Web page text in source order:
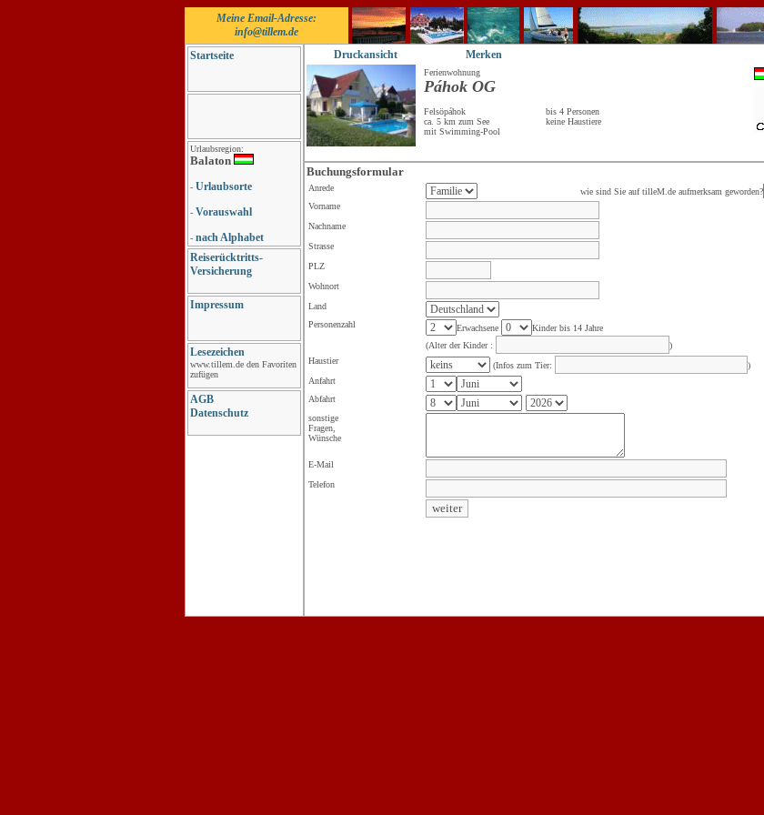
Meine Email-Adresse:
info@tillem.de
Startseite
Urlaubsregion:
Balaton
- Urlaubsorte
- Vorauswahl
-nach Alphabet
Reiserücktritts-
Versicherung
Impressum
Lesezeichen
www.tillem.de den Favoriten
zufügen
AGB
Datenschutz
Druckansicht Merken
Ferienwohnung
Páhok OG
Felsöpáhok
ca. 5 km zum See
mit Swimming-Pool
bis 4 Personen
keine Haustiere
Buchungsformular
Anrede
wie sind Sie auf tilleM.de aufmerksam geworden?
Vorname
Nachname
Strasse
PLZ
Wohnort
Land
Personenzahl
Erwachsene
Kinder bis 14 Jahre
(Alter der Kinder :
)
Haustier
(Infos zum Tier:
)
Anfahrt
Abfahrt
sonstige
Fragen,
Wünsche
E-Mail
Telefon